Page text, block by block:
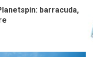
barracuda,